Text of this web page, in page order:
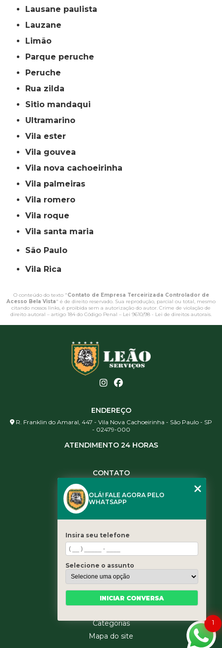
lausane paulista
lauzane
limão
parque peruche
peruche
rua zilda
sitio mandaqui
ultramarino
vila ester
vila gouvea
vila nova cachoeirinha
vila palmeiras
vila romero
vila roque
vila santa maria
São Paulo
Vila Rica
O conteúdo do texto "Contato de Empresa Terceirizada Controlador de
Acesso Bela Vista" é de direito reservado. Sua reprodução, parcial ou total, mesmo
citando nossos links, é proibida sem a autorização do autor. Crime de violação de
direito autoral – artigo 184 do Código Penal – Lei 9610/98 - Lei de direitos autorais.
ENDEREÇO
R. Franklin do Amaral, 447 - Vila Nova Cachoeirinha - São Paulo - SP
- 02479-000
ATENDIMENTO 24 HORAS
CONTATO
(11) 3461-5871
contato@leaoservicos.com.br
Home
Quem somos
Serviços
Blog
Categorias
Mapa do site
1
OLÁ! FALE AGORA PELO
WHATSAPP
Insira seu telefone
Selecione o assunto
INICIAR CONVERSA